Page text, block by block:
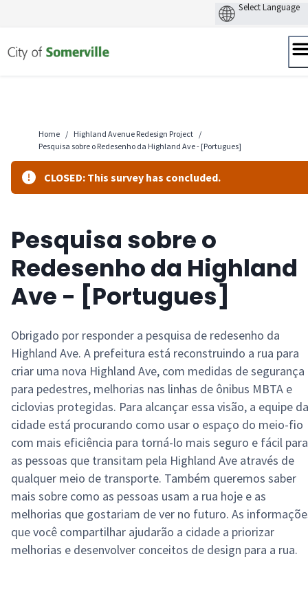
to
Home / Highland Avenue Redesign Project /
Pesquisa sobre o Redesenho da Highland Ave - [Portugues]
CLOSED: This survey has concluded.
Pesquisa sobre o
Redesenho da Highland
Ave - [Portugues]
Obrigado por responder a pesquisa de redesenho da
Highland Ave. A prefeitura está reconstruindo a rua para
criar uma nova Highland Ave, com medidas de segurança
para pedestres, melhorias nas linhas de ônibus MBTA e
ciclovias protegidas. Para alcançar essa visão, a equipe da
cidade está procurando como usar o espaço do meio-fio
com mais eficiência para torná-lo mais seguro e fácil para
as pessoas que transitam pela Highland Ave através de
qualquer meio de transporte. Também queremos saber
mais sobre como as pessoas usam a rua hoje e as
melhorias que gostariam de ver no futuro. As
que você compartilhar ajudarão a cidade a priorizar
melhorias e desenvolver conceitos de design para a rua.